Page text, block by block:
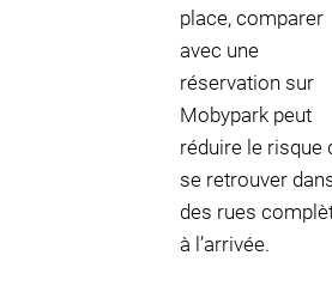
place, comparer
avec une
réservation sur
Mobypark peut
réduire le risque
se retrouver
des rues
à l’arrivée.